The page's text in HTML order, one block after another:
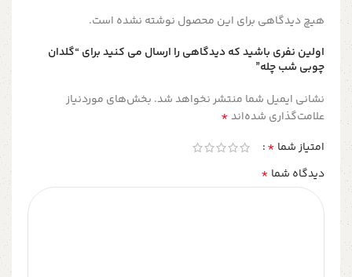
هیچ دیدگاهی برای این محصول نوشته نشده است.
اولین نفری باشید که دیدگاهی را ارسال می کنید برای “گلدان
چوبی شب چله”
نشانی ایمیل شما منتشر نخواهد شد. بخش‌های موردنیاز
علامت‌گذاری شده‌اند*
امتیاز شما *
دیدگاه شما *